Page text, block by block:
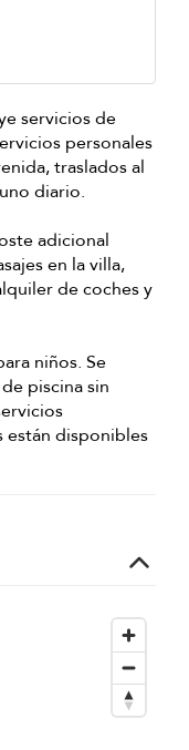
servicios de
personales
traslados al
diario.
adicional
en la villa,
de coches y
niños. Se
piscina sin
están disponibles